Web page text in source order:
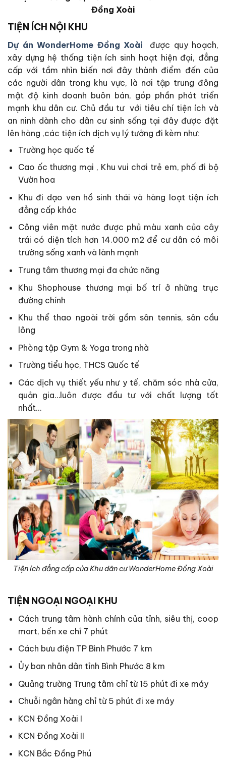
Đồng Xoài
TIỆN ÍCH NỘI KHU
Dự án WonderHome Đồng Xoài
được quy hoạch,
xây dựng hệ thống tiện ích sinh hoạt hiện đại, đẳng
cấp với tầm nhìn biến nơi đây thành điểm đến của
các người dân trong khu vực, là nơi tập trung đông
mật độ kinh doanh buôn bán, góp phần phát triển
mạnh khu dân cư. Chủ đầu tư với tiêu chí tiện ích và
an ninh dành cho dân cư sinh sống tại đây được đặt
lên hàng ,các tiện ích dịch vụ lý tưởng đi kèm như:
Trường học quốc tế
Cao ốc thương mại , Khu vui chơi trẻ em, phố đi bộ
Vườn hoa
Khu đi dạo ven hồ sinh thái và hàng loạt tiện ích
đẳng cấp khác
Công viên mặt nước được phủ màu xanh của cây
trái có diện tích hơn 14.000 m2 để cư dân có môi
trường sống xanh và lành mạnh
Trung tâm thương mại đa chức năng
Khu Shophouse thương mại bố trí ở những trục
đường chính
Khu thể thao ngoài trời gồm sân tennis, sân cầu
lông
Phòng tập Gym & Yoga trong nhà
Trường tiểu học, THCS Quốc tế
Các dịch vụ thiết yếu như y tế, chăm sóc nhà cửa,
quản gia…luôn được đầu tư với chất lượng tốt
nhất…
Tiện ích đẳng cấp của Khu dân cư WonderHome Đồng Xoài
TIỆN NGOẠI NGOẠI KHU
Cách trung tâm hành chính của tỉnh, siêu thị, coop
mart, bến xe chỉ 7 phút
Cách bưu điện TP Bình Phước 7 km
Ủy ban nhân dân tỉnh Bình Phước 8 km
Quảng trường Trung tâm chỉ từ 15 phút đi xe máy
Chuỗi ngân hàng chỉ từ 5 phút đi xe máy
KCN Đồng Xoài I
KCN Đồng Xoài II
KCN Bắc Đồng Phú